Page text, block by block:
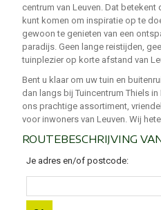
centrum van Leuven. Dat
kunt komen om inspiratie op te
gewoon te genieten van een
paradijs. Geen lange reistijden,
tuinplezier op korte afstand van
Bent u klaar om uw tuin en
dan langs bij Tuincentrum Thiels
ons prachtige assortiment,
voor inwoners van Leuven. Wij
ROUTEBESCHRIJVING
Je adres en/of postcode: